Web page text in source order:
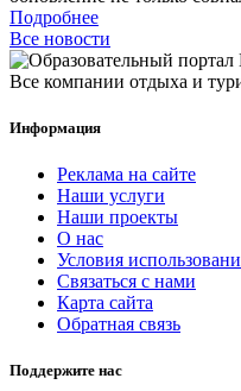
Подробнее
Все новости
Все компании отдыха и
Информация
Реклама на сайте
Наши услуги
Наши проекты
О нас
Условия
Связаться с нами
Карта сайта
Обратная связь
Поддержите нас